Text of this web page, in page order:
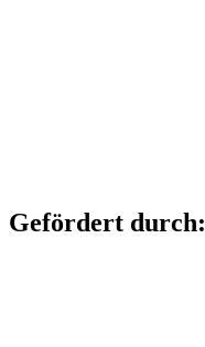
Gefördert durch: